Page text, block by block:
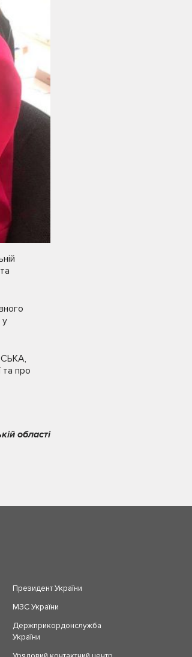
у
та про
області
Президент України
МЗС України
Держприкордонслужба
України